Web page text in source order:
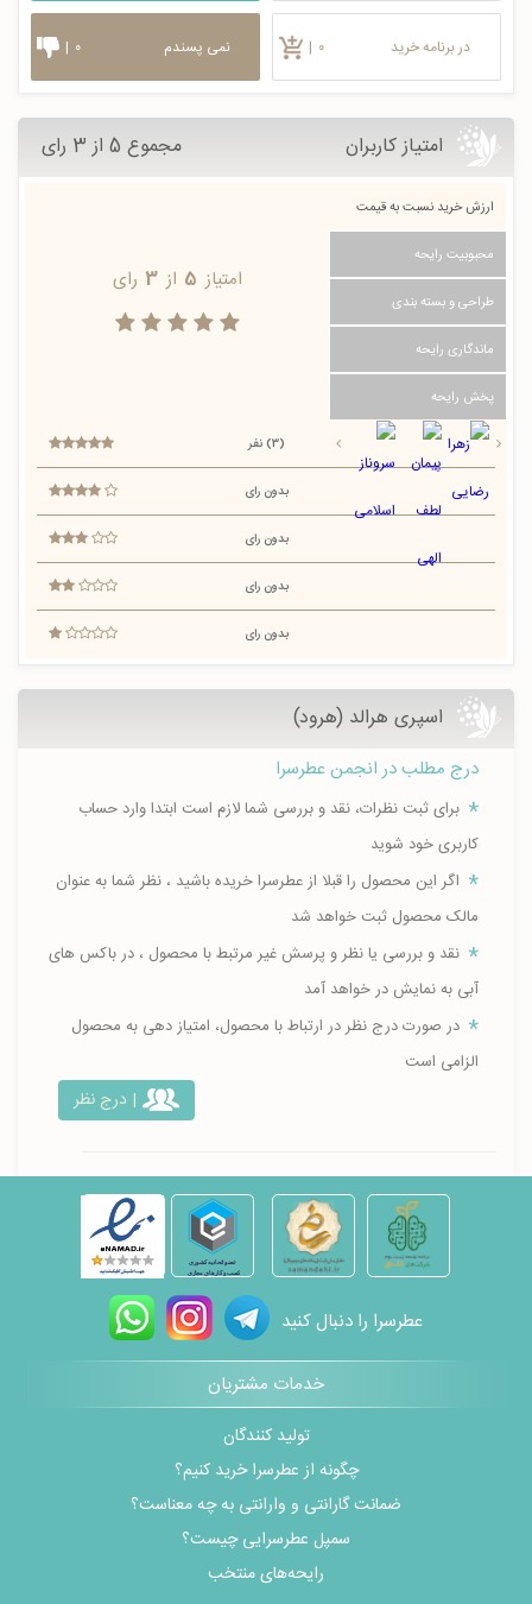
در برنامه خرید | ۰ نمی پسندم | ۰
امتیاز کاربران مجموع 5 از 3 رای
ارزش خرید نسبت به قیمت
محبوبیت رایحه
طراحی و بسته بندی
ماندگاری رایحه
پخش رایحه
امتیاز 5 از 3 رای
(3) نفر
بدون رای
بدون رای
بدون رای
بدون رای
اسپری هرالد (هرود)
درج مطلب در انجمن عطرسرا
برای ثبت نظرات، نقد و بررسی شما لازم است ابتدا وارد حساب
کاربری خود شوید
اگر این محصول را قبلا از عطرسرا خریده باشید ، نظر شما به عنوان
مالک محصول ثبت خواهد شد
نقد و بررسی یا نظر و پرسش غیر مرتبط با محصول ، در باکس های
آبی به نمایش در خواهد آمد
در صورت درج نظر در ارتباط با محصول، امتیاز دهی به محصول
الزامی است
| درج نظر
عطرسرا را دنبال کنید
خدمات مشتریان
تولید کنندگان
چگونه از عطرسرا خرید کنیم؟
ضمانت گارانتی و وارانتی به چه معناست؟
سمپل عطرسرایی چیست؟
رایحه‌های منتخب